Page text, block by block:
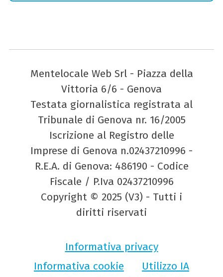
Mentelocale Web Srl - Piazza della
Vittoria 6/6 - Genova
Testata giornalistica registrata al
Tribunale di Genova nr. 16/2005
Iscrizione al Registro delle
Imprese di Genova n.02437210996 -
R.E.A. di Genova: 486190 - Codice
Fiscale / P.Iva 02437210996
Copyright © 2025 (V3) - Tutti i
diritti riservati
Informativa privacy
Informativa cookie
Utilizzo IA